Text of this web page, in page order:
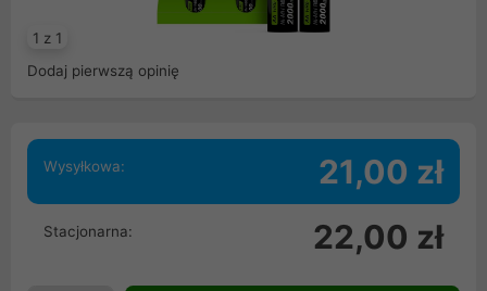
1 z 1
Dodaj pierwszą opinię
Wysyłkowa: 21,00 zł
Stacjonarna: 22,00 zł